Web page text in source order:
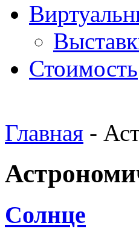
Стоимость
Главная -
Солнце